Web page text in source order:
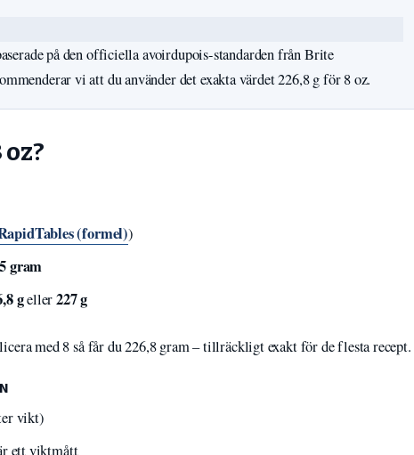
på den officiella avoirdupois-standarden från Brite
vi att du använder det exakta värdet 226,8 g för 8 oz.
(formel))
gram
geller227 g
med 8 så får du 226,8 gram – tillräckligt exakt för de flesta recept.
vikt)
ett viktmått